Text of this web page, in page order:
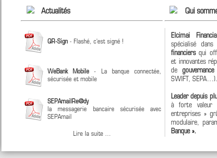
Actualités
QR-Sign - Flashé, c'est signé !
WeBank Mobile- La banque connectée,
sécurisée et mobile
SEPAmailRe@dy
la messagerie bancaire sécurisée avec
SEPAmail
Lire la suite ...
Qui
Elcimai
spécialisé
financiersqui
et innovantes
de
SWIFT, SEPA…).
Leader depuis
à forte valeur
entreprises »
modulaire,
Banque ».